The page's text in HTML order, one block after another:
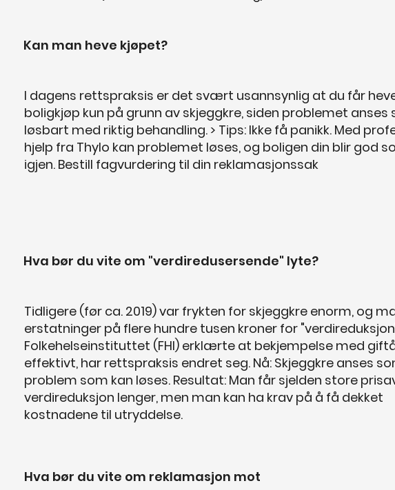
Kan man heve kjøpet?
I dagens rettspraksis er det svært usannsynlig at du får
boligkjøp kun på grunn av skjeggkre, siden problemet anses
løsbart med riktig behandling. > Tips: Ikke få panikk. Med
hjelp fra Thylo kan problemet løses, og boligen din blir god
igjen. Bestill fagvurdering til din reklamasjonssak
Hva bør du vite om "verdiredusersende" lyte?
Tidligere (før ca. 2019) var frykten for skjeggkre enorm, og
erstatninger på flere hundre tusen kroner for
Folkehelseinstituttet (FHI) erklærte at bekjempelse med
effektivt, har rettspraksis endret seg. Nå: Skjeggkre anses
problem som kan løses. Resultat: Man får sjelden store
verdireduksjon lenger, men man kan ha krav på å få dekket
kostnadene til utryddelse.
Hva bør du vite om reklamasjon mot